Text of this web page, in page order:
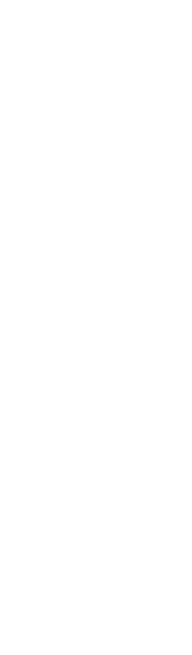
zdolala
pomoc favorita
bank. Z Lipska
v klubovej histórii
Našla sa 11 rokov
a trénerom
zničil Švajčiarov a
Gretzky Cupu
osemnástka mieri
Hlinka Gretzky
Rybár sa dohodol
v Holandsku poriadnu
poltucet
Cháru! Na
Mohamed Salah